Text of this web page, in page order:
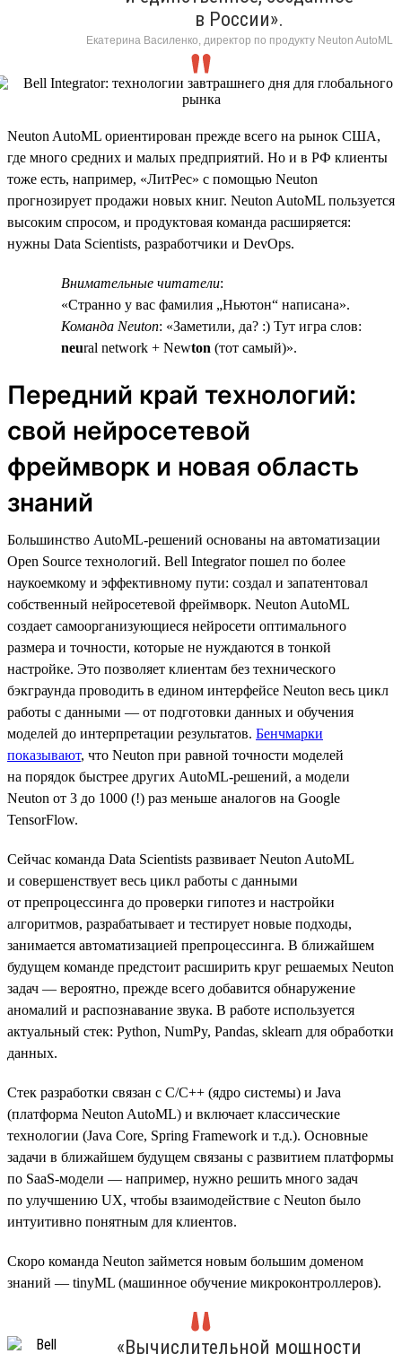
в России».
Екатерина Василенко, директор по продукту Neuton AutoML
Neuton AutoML ориентирован прежде всего на рынок США,
где много средних и малых предприятий. Но и в РФ клиенты
тоже есть, например, «ЛитРес» с помощью Neuton
прогнозирует продажи новых книг. Neuton AutoML пользуется
высоким спросом, и продуктовая команда расширяется:
нужны Data Scientists, разработчики и DevOps.
Внимательные читатели:
«Странно у вас фамилия „Ньютон“ написана».
Команда Neuton: «Заметили, да? :) Тут игра слов:
neural network + Newton (тот самый)».
Передний край технологий:
свой нейросетевой
фреймворк и новая область
знаний
Большинство AutoML-решений основаны на автоматизации
Open Source технологий. Bell Integrator пошел по более
наукоемкому и эффективному пути: создал и запатентовал
собственный нейросетевой фреймворк. Neuton AutoML
создает самоорганизующиеся нейросети оптимального
размера и точности, которые не нуждаются в тонкой
настройке. Это позволяет клиентам без технического
бэкграунда проводить в едином интерфейсе Neuton весь цикл
работы с данными — от подготовки данных и обучения
моделей до интерпретации результатов. Бенчмарки
показывают, что Neuton при равной точности моделей
на порядок быстрее других AutoML-решений, а модели
Neuton от 3 до 1000 (!) раз меньше аналогов на Google
TensorFlow.
Сейчас команда Data Scientists развивает Neuton AutoML
и совершенствует весь цикл работы с данными
от препроцессинга до проверки гипотез и настройки
алгоритмов, разрабатывает и тестирует новые подходы,
занимается автоматизацией препроцессинга. В ближайшем
будущем команде предстоит расширить круг решаемых Neuton
задач — вероятно, прежде всего добавится обнаружение
аномалий и распознавание звука. В работе используется
актуальный стек: Python, NumPy, Pandas, sklearn для обработки
данных.
Стек разработки связан с C/C++ (ядро системы) и Java
(платформа Neuton AutoML) и включает классические
технологии (Java Core, Spring Framework и т.д.). Основные
задачи в ближайшем будущем связаны с развитием платформы
по SaaS-модели — например, нужно решить много задач
по улучшению UX, чтобы взаимодействие с Neuton было
интуитивно понятным для клиентов.
Скоро команда Neuton займется новым большим доменом
знаний — tinyML (машинное обучение микроконтроллеров).
«Вычислительной мощности